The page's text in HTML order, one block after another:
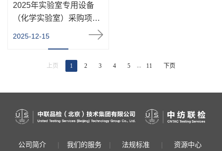
2025年实验室专用设备
（化学实验室）采购项目
2025-12-15
上页 1 2 3 4 5 11 下页
公司简介 | 我们的服务 | 法规标准 | 资源中心